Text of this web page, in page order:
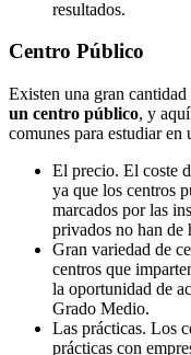
resultados.
Centro Público
Existen una gran
un centro público, y
comunes para estudiar en
El precio. El coste
ya que los centros
marcados por las
privados no han de
Gran variedad de
centros que
la oportunidad de
Grado Medio.
Las prácticas. Los
prácticas con